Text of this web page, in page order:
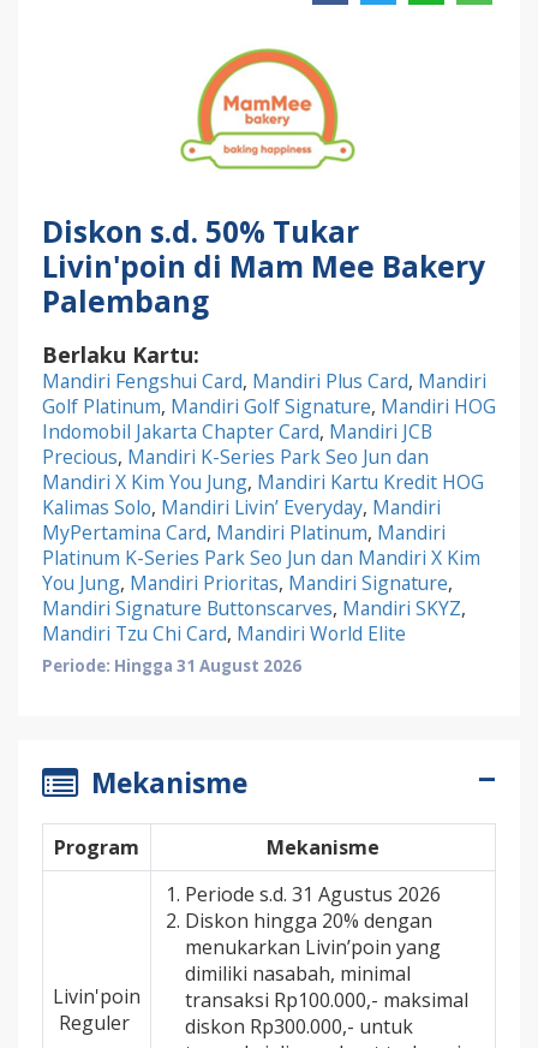
Diskon s.d. 50% Tukar
Livin'poin di Mam Mee Bakery
Palembang
Berlaku Kartu:
Mandiri Fengshui Card, Mandiri Plus Card, Mandiri
Golf Platinum, Mandiri Golf Signature, Mandiri HOG
Indomobil Jakarta Chapter Card, Mandiri JCB
Precious, Mandiri K-Series Park Seo Jun dan
Mandiri X Kim You Jung, Mandiri Kartu Kredit HOG
Kalimas Solo, Mandiri Livin’ Everyday, Mandiri
MyPertamina Card, Mandiri Platinum, Mandiri
Platinum K-Series Park Seo Jun dan Mandiri X Kim
You Jung, Mandiri Prioritas, Mandiri Signature,
Mandiri Signature Buttonscarves, Mandiri SKYZ,
Mandiri Tzu Chi Card, Mandiri World Elite
Periode: Hingga 31 August 2026
Mekanisme
Program Mekanisme
Livin'poin
Reguler
Periode s.d. 31 Agustus 2026
Diskon hingga 20% dengan
menukarkan Livin’poin yang
dimiliki nasabah, minimal
transaksi Rp100.000,- maksimal
diskon Rp300.000,- untuk